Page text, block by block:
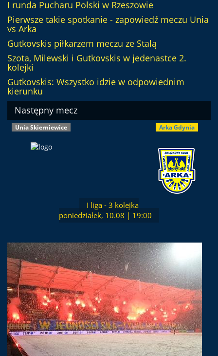
I runda Pucharu Polski w Rzeszowie
Pierwsze takie spotkanie - zapowiedź meczu Unia
vs Arka
Gutkovskis piłkarzem meczu ze Stalą
Szota, Milewski i Gutkovskis w jedenastce 2.
kolejki
Gutkovskis: Wszystko idzie w odpowiednim
kierunku
Następny mecz
Unia Skierniewice Arka Gdynia
I liga - 3 kolejka
poniedziałek, 10.08 | 19:00